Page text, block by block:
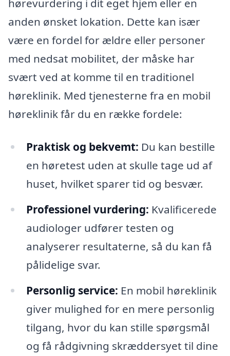
hørevurdering i dit eget hjem eller en
anden ønsket lokation. Dette kan især
være en fordel for ældre eller personer
med nedsat mobilitet, der måske har
svært ved at komme til en traditionel
høreklinik. Med tjenesterne fra en mobil
høreklinik får du en række fordele:
Praktisk og bekvemt: Du kan bestille
en høretest uden at skulle tage ud af
huset, hvilket sparer tid og besvær.
Professionel vurdering: Kvalificerede
audiologer udfører testen og
analyserer resultaterne, så du kan få
pålidelige svar.
Personlig service: En mobil høreklinik
giver mulighed for en mere personlig
tilgang, hvor du kan stille spørgsmål
og få rådgivning skræddersyet til dine